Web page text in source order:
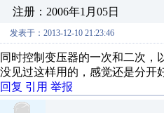
注册：2006年1月05日
发表于：2013-12-10 21:23:46
同时控制变压器的一次和二次，
没见过这样用的，感觉还是分开
回复 引用 举报